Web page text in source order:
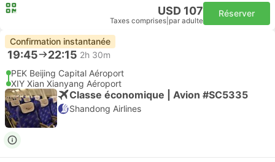
USD 107
Taxes comprises par adulte
Réserver
Confirmation instantanée
19:45 22:15 2h 30m
PEK Beijing Capital Aéroport
XIY Xian Xianyang Aéroport
Classe économique | Avion #SC5335
Shandong Airlines